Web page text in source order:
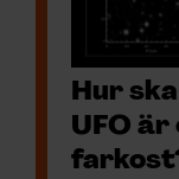
Hur
UFO